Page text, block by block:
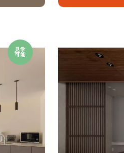
見学
可能